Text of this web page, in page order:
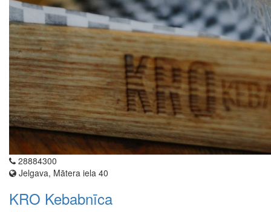
28884300
Jelgava, Mātera iela 40
KRO Kebabnīca